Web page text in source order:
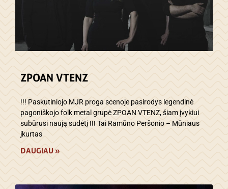
ZPOAN VTENZ
!!! Paskutiniojo MJR proga scenoje pasirodys legendinė
pagoniškojo folk metal grupė ZPOAN VTENZ, šiam įvykiui
subūrusi naują sudėtį !!! Tai Ramūno Peršonio – Mūniaus
įkurtas
DAUGIAU »